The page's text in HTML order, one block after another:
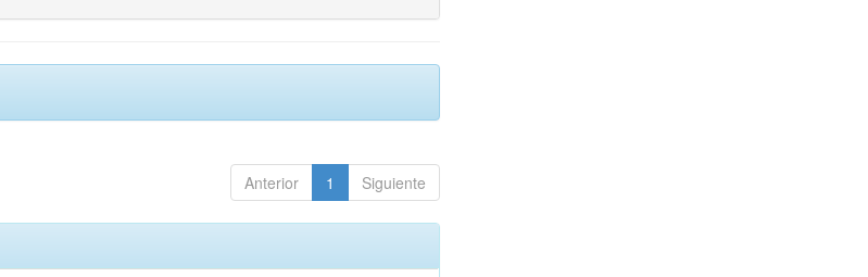
Anterior 1 Siguiente